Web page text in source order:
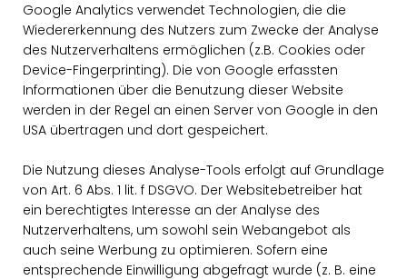
Google Analytics verwendet Technologien, die die
Wiedererkennung des Nutzers zum Zwecke der Analyse
des Nutzerverhaltens ermöglichen (z.B. Cookies oder
Device-Fingerprinting). Die von Google erfassten
Informationen über die Benutzung dieser Website
werden in der Regel an einen Server von Google in den
USA übertragen und dort gespeichert.
Die Nutzung dieses Analyse-Tools erfolgt auf Grundlage
von Art. 6 Abs. 1 lit. f DSGVO. Der Websitebetreiber hat
ein berechtigtes Interesse an der Analyse des
Nutzerverhaltens, um sowohl sein Webangebot als
auch seine Werbung zu optimieren. Sofern eine
entsprechende Einwilligung abgefragt wurde (z. B. eine